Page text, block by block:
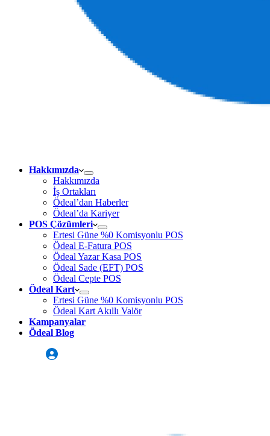
Hakkımızda
Hakkımızda
İş Ortakları
Ödeal’dan Haberler
Ödeal’da Kariyer
POS Çözümleri
Ertesi Güne %0 Komisyonlu POS
Ödeal E-Fatura POS
Ödeal Yazar Kasa POS
Ödeal Sade (EFT) POS
Ödeal Cepte POS
Ödeal Kart
Ertesi Güne %0 Komisyonlu POS
Ödeal Kart Akıllı Valör
Kampanyalar
Ödeal Blog